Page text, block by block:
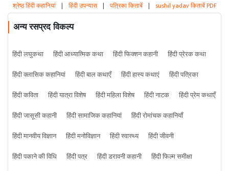
श्रेष्ठ हिंदी कहानियां | हिंदी उपन्यास | पत्रिका किताबें | sushil yadav किताबें PDF
अन्य रसप्रद विकल्प
हिंदी लघुकथा हिंदी आध्यात्मिक कथा हिंदी फिक्शन कहानी
हिंदी प्रेरक कथा
हिंदी क्लासिक कहानियां
हिंदी बाल कथाएँ हिंदी हास्य कथाएं
हिंदी पत्रिका
हिंदी कविता
हिंदी यात्रा विशेष हिंदी महिला विशेष हिंदी नाटक
हिंदी प्रेम कथाएँ
हिंदी जासूसी कहानी
हिंदी सामाजिक कहानियां
हिंदी रोमांचक कहानियाँ
हिंदी मानवीय विज्ञान
हिंदी मनोविज्ञान हिंदी स्वास्थ्य
हिंदी जीवनी
हिंदी पकाने की विधि
हिंदी पत्र हिंदी डरावनी कहानी
हिंदी फिल्म समीक्षा